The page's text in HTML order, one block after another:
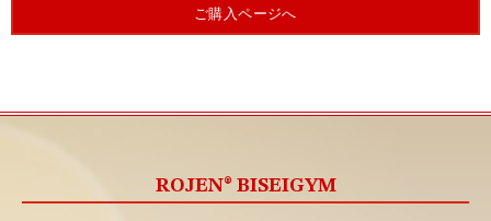
ご購入ページへ
ROJEN® BISEIGYM